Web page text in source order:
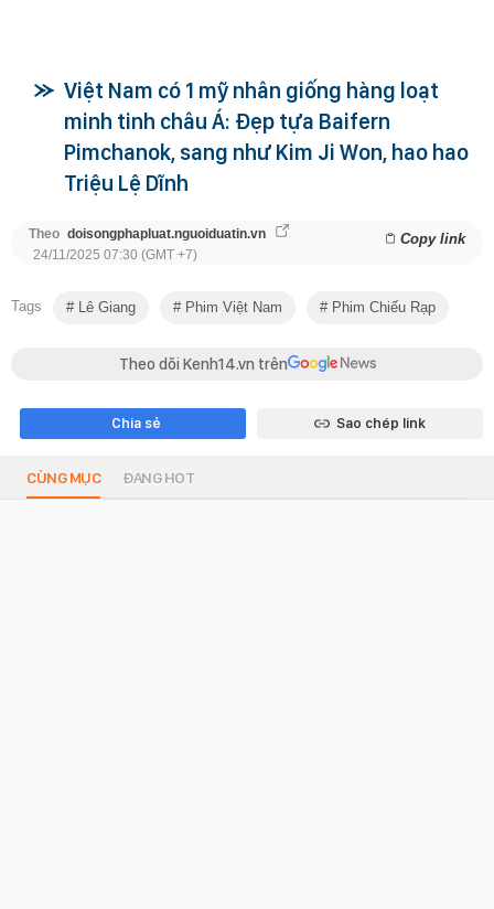
Việt Nam có 1 mỹ nhân giống hàng loạt
minh tinh châu Á: Đẹp tựa Baifern
Pimchanok, sang như Kim Ji Won, hao hao
Triệu Lệ Dĩnh
Theo doisongphapluat.nguoiduatin.vn Copy link
24/11/2025 07:30 (GMT +7)
Tags Lê Giang Phim Việt Nam Phim Chiếu Rạp
Theo dõi Kenh14.vn trên
Chia sẻ Sao chép link
CÙNG MỤC ĐANG HOT